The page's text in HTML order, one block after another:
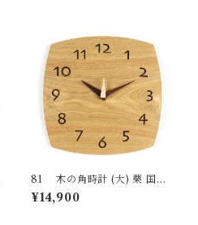
81 木の角時計 (大) 栗 国産
一点物 SWING オリジナル 無
垢 新築祝い 結婚祝い ナチュラ
¥14,900